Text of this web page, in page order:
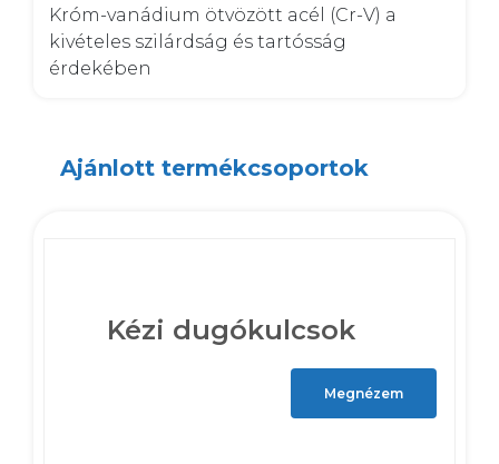
Króm-vanádium ötvözött acél (Cr-V) a
kivételes szilárdság és tartósság
érdekében
Ajánlott termékcsoportok
Kézi dugókulcsok
Megnézem